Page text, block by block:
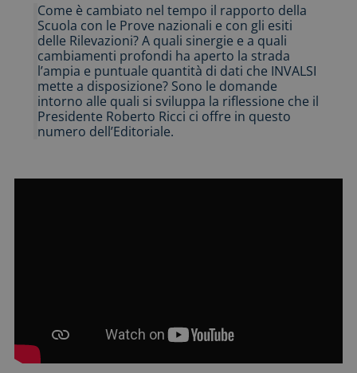
Come è cambiato nel tempo il rapporto della
Scuola con le Prove nazionali e con gli esiti
delle Rilevazioni? A quali sinergie e a quali
cambiamenti profondi ha aperto la strada
l’ampia e puntuale quantità di dati che INVALSI
mette a disposizione? Sono le domande
intorno alle quali si sviluppa la riflessione che il
Presidente Roberto Ricci ci offre in questo
numero dell’Editoriale.